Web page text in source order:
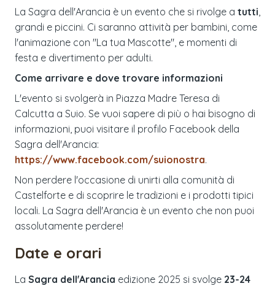
La Sagra dell'Arancia è un evento che si rivolge a tutti
grandi e piccini. Ci saranno attività per bambini, come
l'animazione con "La tua Mascotte", e momenti di
festa e divertimento per adulti.
Come arrivare e dove trovare informazioni
L'evento si svolgerà in Piazza Madre Teresa di
Calcutta a Suio. Se vuoi sapere di più o hai bisogno di
informazioni, puoi visitare il profilo Facebook della
Sagra dell'Arancia:
https://www.facebook.com/suionostra.
Non perdere l'occasione di unirti alla comunità di
Castelforte e di scoprire le tradizioni e i prodotti tipici
locali. La Sagra dell'Arancia è un evento che non puoi
assolutamente perdere!
Date e orari
La Sagra dell'Arancia edizione 2025 si svolge 23-24